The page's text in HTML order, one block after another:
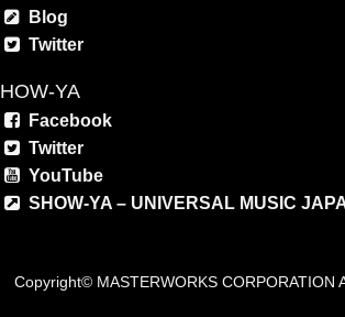
Blog
Twitter
YA
Facebook
Twitter
YouTube
SHOW-YA – UNIVERSAL MUSIC
Copyright© MASTERWORKS CORPORATION